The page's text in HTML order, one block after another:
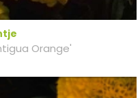
Orange'